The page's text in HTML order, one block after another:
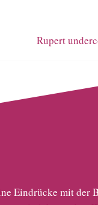
Rupert
Eindrücke mit der